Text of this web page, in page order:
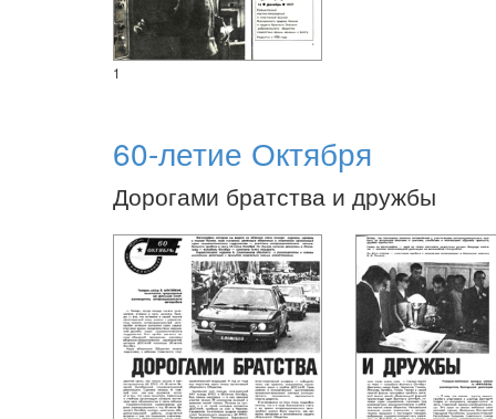
1
60-летие Октября
Дорогами братства и дружбы